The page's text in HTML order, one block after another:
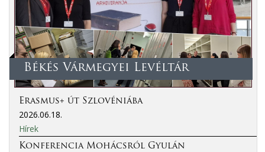
Békés Vármegyei Levéltár
Erasmus+ út Szlovéniába
2026.06.18.
Hírek
Konferencia Mohácsról Gyulán